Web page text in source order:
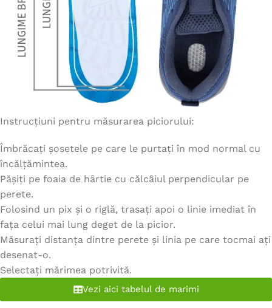
Instrucțiuni pentru măsurarea piciorului:
Îmbrăcați șosetele pe care le purtați în mod normal cu
încălțămintea.
Pășiți pe foaia de hârtie cu călcâiul perpendicular pe
perete.
Folosind un pix și o riglă, trasați apoi o linie imediat în
fața celui mai lung deget de la picior.
Măsurați distanța dintre perete și linia pe care tocmai ați
desenat-o.
Selectați mărimea potrivită.
Vezi aici tabelul de marimi